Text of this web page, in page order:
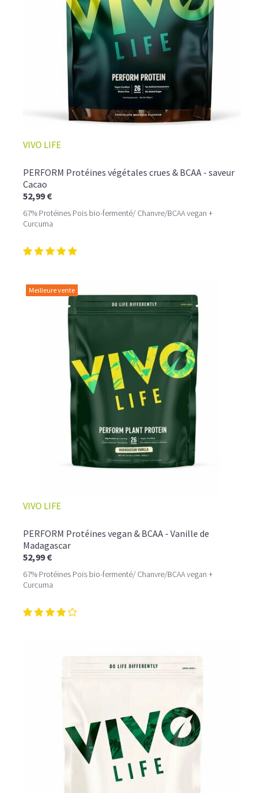
☕ LATTE MACCHIATO GLACÉ
L’ÉQUILIBRE PARFAIT ENTRE DOUCEUR ET INTENSITÉ
Un café riche avec un soupçon de caramel pour un
moment de pure détente… ou de concentration avant le
prochain défi.
Une énergie immédiate et stable, sans pic de glycémie,
qui vous accompagne toute la matinée et un allié parfait
après l’entraînement.
Pour ceux qui veulent retrouver le plaisir d’un vrai café
glacé, sans se sentir lourd ni affamé.
🍯 CAFÉ FRAPPÉ AU CARAMEL PROTÉINÉ
LE PLAISIR D’UN DESSERT GLACÉ, SANS LE SUCRE EN
VIVO LIFE
PERFORM Protéines végétales crues & BCAA - saveur
Cacao
52,99 €
67% Protéines Pois bio-fermenté/ Chanvre/BCAA vegan +
Curcuma
Meilleure vente
VIVO LIFE
PERFORM Protéines vegan & BCAA - Vanille de
Madagascar
52,99 €
67% Protéines Pois bio-fermenté/ Chanvre/BCAA vegan +
Curcuma